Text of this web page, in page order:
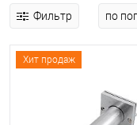
Фильтр
Хит продаж